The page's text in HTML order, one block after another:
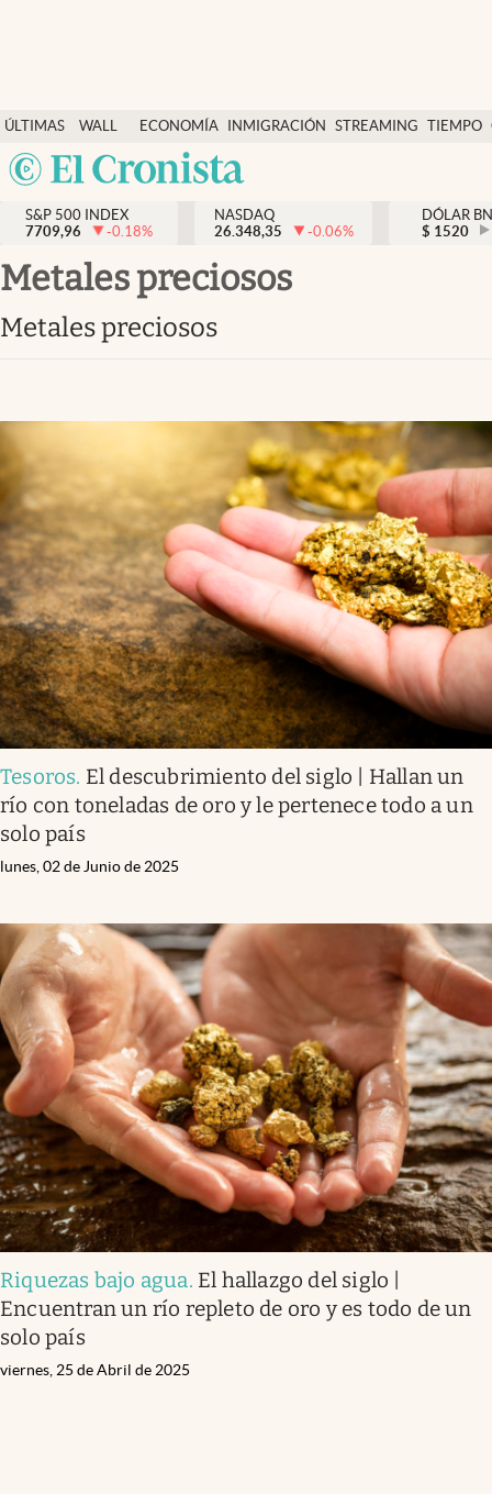
ÚLTIMAS
NOTICIAS
WALL
STREET
Y
DÓLAR
ECONOMÍA INMIGRACIÓN STREAMING TIEMPO
México
Finanzas y economía
Wall Street y dólar
Inmigración
Tiempo
Ciencia y salud
Streaming
PC y mobile
Lifestyle
USA
S&P 500 INDEX
7709,96
-0.18%
NASDAQ
26.348,35
-0.06%
DÓLAR
$ 1520
metales preciosos
metales preciosos
Tesoros. El descubrimiento del siglo | Hallan un
río con toneladas de oro y le pertenece todo a un
solo país
lunes, 02 de Junio de 2025
Riquezas bajo agua. El hallazgo del siglo |
Encuentran un río repleto de oro y es todo de un
solo país
viernes, 25 de Abril de 2025